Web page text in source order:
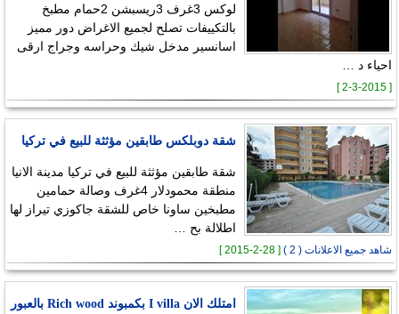
لوكس 3غرف 3ريسبشن 2حمام مطبخ
بالتكييفات تصلح لجميع الاغراض دور مميز
اسانسير مدخل شيك وحراسه وجراج ارقى
احياء د …
[ 2-3-2015 ]
شقة دوبلكس طابقين مؤثثة للبيع في تركيا
شقة طابقين مؤثثة للبيع في تركيا مدينة الانيا
منطقة محمودلار 4غرف وصالة حمامين
مطبخين ساونا خاص للشقة جاكوزي تيراز لها
اطلالة بح …
شاهد جميع الاعلانات ( 2 ) [ 28-2-2015 ]
امتلك الان I villa بكمبوند Rich wood بالعبور